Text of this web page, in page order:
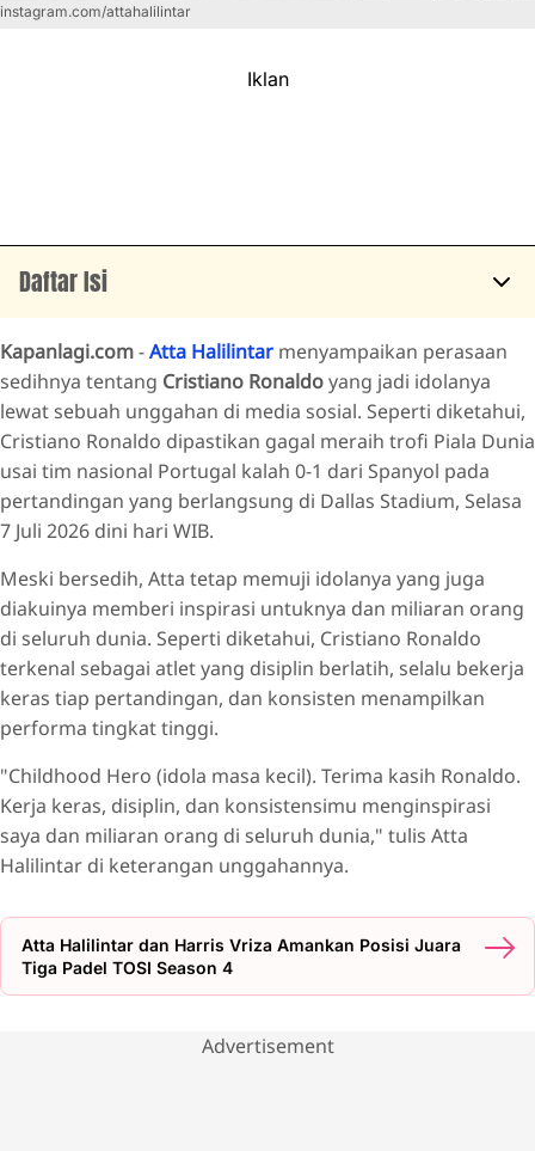
instagram.com/attahalilintar
Iklan
Daftar Isi
Momen Haru di Stadion Houston
Inspirasi dari Sang Mega Bintang
Kapanlagi.com-Atta Halilintar menyampaikan perasaan
sedihnya tentang Cristiano Ronaldoyang jadi idolanya
lewat sebuah unggahan di media sosial. Seperti diketahui,
Cristiano Ronaldo dipastikan gagal meraih trofi Piala Dunia
usai tim nasional Portugal kalah 0-1 dari Spanyol pada
pertandingan yang berlangsung di Dallas Stadium, Selasa
7 Juli 2026 dini hari WIB.
Meski bersedih, Atta tetap memuji idolanya yang juga
diakuinya memberi inspirasi untuknya dan miliaran orang
di seluruh dunia. Seperti diketahui, Cristiano Ronaldo
terkenal sebagai atlet yang disiplin berlatih, selalu bekerja
keras tiap pertandingan, dan konsisten menampilkan
performa tingkat tinggi.
"Childhood Hero (idola masa kecil). Terima kasih Ronaldo.
Kerja keras, disiplin, dan konsistensimu menginspirasi
saya dan miliaran orang di seluruh dunia," tulis Atta
Halilintar di keterangan unggahannya.
Atta Halilintar dan Harris Vriza Amankan Posisi Juara
Tiga Padel TOSI Season 4
Advertisement